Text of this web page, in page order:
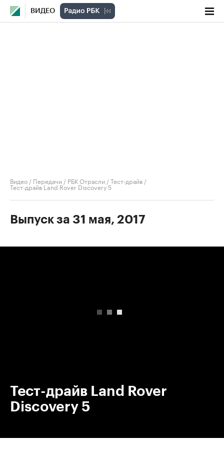
ВИДЕО
Видео / Передачи / РБК Отрасли / Тест-драйв /
Тест-драйв Land Rover Discovery 5
Выпуск за 31 мая, 2017
Тест-драйв Land Rover
Discovery 5